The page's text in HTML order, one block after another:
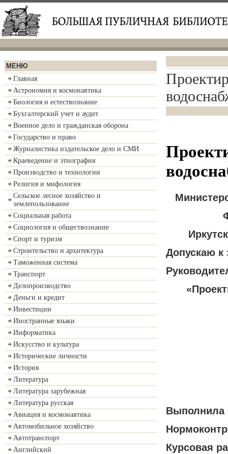
МЕНЮ
Главная
Астрономия и космонавтика
Биология и естествознание
Бухгалтерский учет и аудит
Военное дело и гражданская оборона
Государство и право
Журналистика издательское дело и СМИ
Краеведение и этнография
Производство и технологии
Религия и мифология
Сельское лесное хозяйство и
землепользование
Социальная работа
Социология и обществознание
Спорт и туризм
Строительство и архитектура
Таможенная система
Транспорт
Делопроизводство
Деньги и кредит
Инвестиции
Иностранные языки
Информатика
Искусство и культура
Исторические личности
История
Литература
Литература зарубежная
Литература русская
Авиация и космонавтика
Автомобильное хозяйство
Автотранспорт
Английский
Допускаю к
Выполнила
Курсовая